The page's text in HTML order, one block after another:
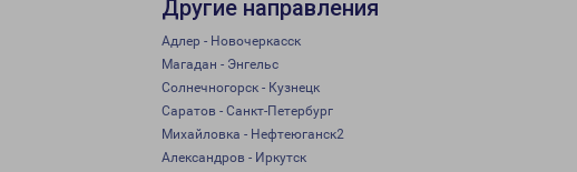
Другие направления
Адлер - Новочеркасск
Магадан - Энгельс
Солнечногорск - Кузнецк
Саратов - Санкт-Петербург
Михайловка - Нефтеюганск2
Александров - Иркутск